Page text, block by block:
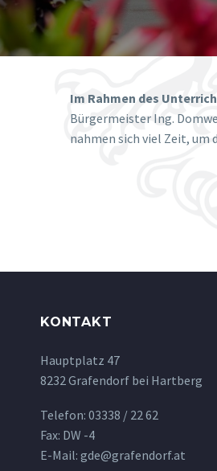
Im Rahmen des
Bürgermeister Ing.
nahmen sich viel Zeit, um
KONTAKT
Hauptplatz 47
8232 Grafendorf bei Hartberg
Telefon: 03338 / 22 62
Fax: DW -4
E-Mail: gde@grafendorf.at